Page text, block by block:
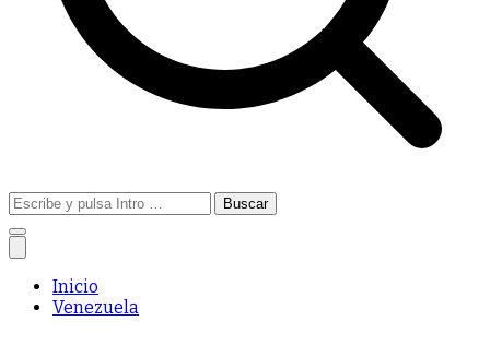
Buscar:
Inicio
Venezuela